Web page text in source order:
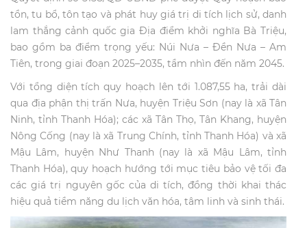
tồn, tu bổ, tôn tạo và phát huy giá trị di tích lịch sử, danh
lam thắng cảnh quốc gia Địa điểm khởi nghĩa Bà Triệu,
bao gồm ba điểm trọng yếu: Núi Nưa – Đền Nưa – Am
Tiên, trong giai đoạn 2025–2035, tầm nhìn đến năm 2045.
Với tổng diện tích quy hoạch lên tới 1.087,55 ha, trải dài
qua địa phận thị trấn Nưa, huyện Triệu Sơn (nay là xã Tân
Ninh, tỉnh Thanh Hóa); các xã Tân Thọ, Tân Khang, huyện
Nông Cống (nay là xã Trung Chính, tỉnh Thanh Hóa) và xã
Mậu Lâm, huyện Như Thanh (nay là xã Mậu Lâm, tỉnh
Thanh Hóa), quy hoạch hướng tới mục tiêu bảo vệ tối đa
các giá trị nguyên gốc của di tích, đồng thời khai thác
hiệu quả tiềm năng du lịch văn hóa, tâm linh và sinh thái.